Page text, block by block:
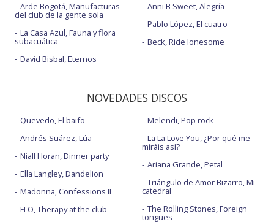
Arde Bogotá, Manufacturas
del club de la gente sola
La Casa Azul, Fauna y flora
subacuática
David Bisbal, Eternos
Anni B Sweet, Alegría
Pablo López, El cuatro
Beck, Ride lonesome
NOVEDADES DISCOS
Quevedo, El baifo
Andrés Suárez, Lúa
Niall Horan, Dinner party
Ella Langley, Dandelion
Madonna, Confessions II
FLO, Therapy at the club
Melendi, Pop rock
La La Love You, ¿Por qué me
miráis así?
Ariana Grande, Petal
Triángulo de Amor Bizarro, Mi
catedral
The Rolling Stones, Foreign
tongues